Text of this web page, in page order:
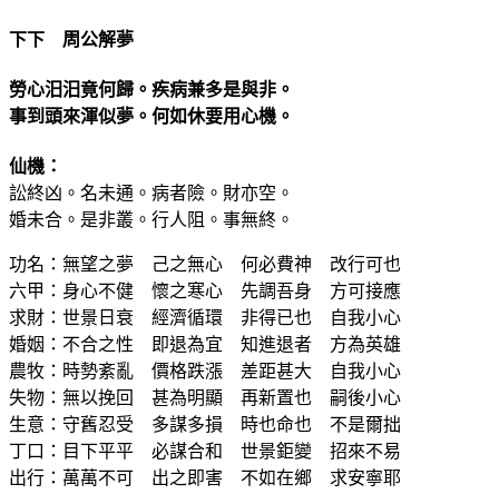
下下 周公解夢
勞心汨汨竟何歸。疾病兼多是與非。
事到頭來渾似夢。何如休要用心機。
仙機：
訟終凶。名未通。病者險。財亦空。
婚未合。是非叢。行人阻。事無終。
功名：無望之夢 己之無心 何必費神 改行可也
六甲：身心不健 懷之寒心 先調吾身 方可接應
求財：世景日衰 經濟循環 非得已也 自我小心
婚姻：不合之性 即退為宜 知進退者 方為英雄
農牧：時勢紊亂 價格跌漲 差距甚大 自我小心
失物：無以挽回 甚為明顯 再新置也 嗣後小心
生意：守舊忍受 多謀多損 時也命也 不是爾拙
丁口：目下平平 必謀合和 世景鉅變 招來不易
出行：萬萬不可 出之即害 不如在鄉 求安寧耶